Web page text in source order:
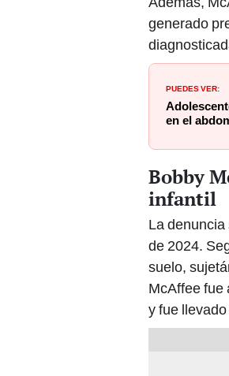
generado
PUEDES VER:
en el
Bobby
infantil
La
de 2024.
suelo,
McAffee fue
y fue